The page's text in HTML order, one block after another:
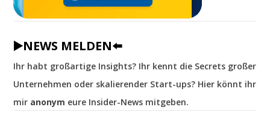
▶️NEWS MELDEN⬅️
Ihr habt großartige Insights? Ihr kennt die Secrets großer
Unternehmen oder skalierender Start-ups? Hier könnt ihr
mir anonym eure Insider-News mitgeben.